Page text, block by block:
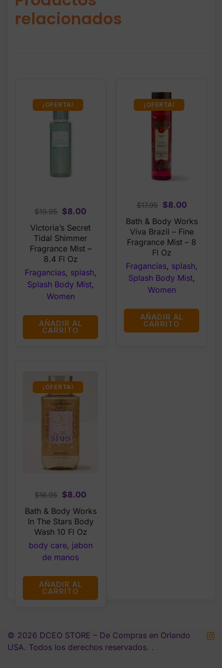
relacionados
¡OFERTA!
$19.95 Original
price
was:
$19.95.
$8.00Current
is:
$8.00.
Victoria’s Secret
Tidal Shimmer
Fragrance Mist –
8.4 Fl Oz
Fragancias, splash,
Splash Body Mist,
Women
AÑADIR AL
CARRITO
¡OFERTA!
$17.95
Original
price
was:
$17.95.
$8.00Current
price
is:
$8.00.
Bath & Body Works
Viva Brazil – Fine
Fragrance Mist – 8
Fl Oz
Fragancias, splash,
Splash Body Mist,
Women
AÑADIR AL
CARRITO
¡OFERTA!
$16.95 Original
price
was:
$16.95.
$8.00Current
price
is:
$8.00.
Bath & Body Works
In The Stars Body
Wash 10 Fl Oz
body care, jabon
de manos
AÑADIR AL
CARRITO
© 2026 DCEO STORE – De Compras en Orlando
USA. Todos los derechos reservados. .